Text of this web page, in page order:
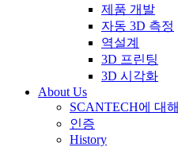
제품 개발
자동 3D 측정
역설계
3D 프린팅
3D 시각화
About Us
SCANTECH에 대해
인증
History